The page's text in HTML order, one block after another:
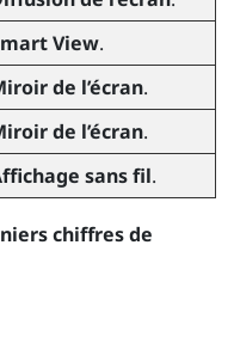
View.
de l’écran.
de l’écran.
sans fil.
chiffres de